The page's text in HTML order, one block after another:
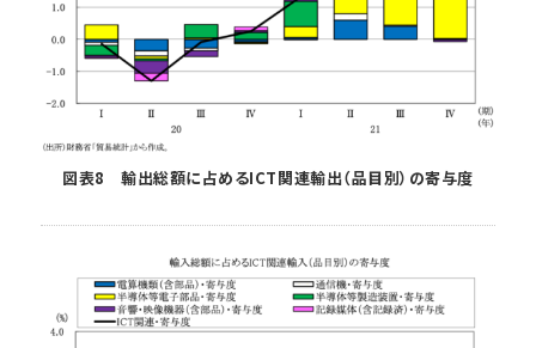
図表8 輸出総額に占めるICT関連輸出（品目別）の寄与度